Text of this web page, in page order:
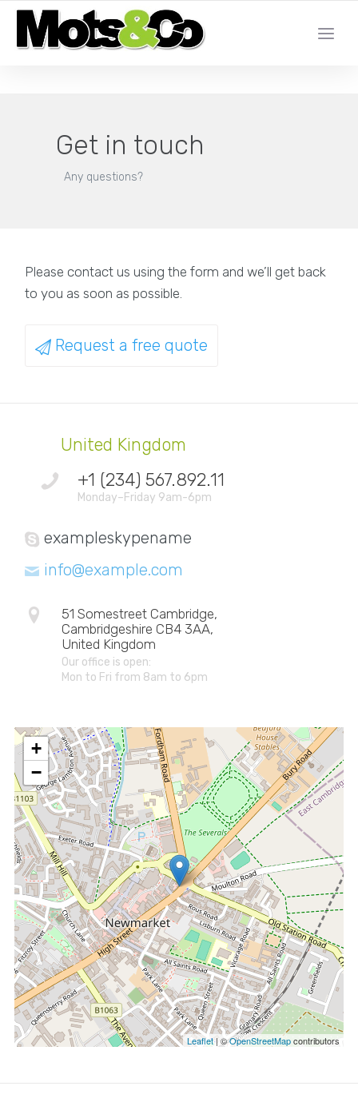
DALE UN BOOST A LA PRESENCIA EN LÍNEA DE SU EMPRESA
Get in touch
Any questions?
Please contact us using the form and we’ll get back
to you as soon as possible.
Request a free quote
United Kingdom
+1 (234) 567.892.11
Monday–Friday 9am-6pm
exampleskypename
info@example.com
51 Somestreet Cambridge,
Cambridgeshire CB4 3AA,
United Kingdom
Our office is open:
Mon to Fri from 8am to 6pm
+
−
Leaflet| ©OpenStreetMapcontributors